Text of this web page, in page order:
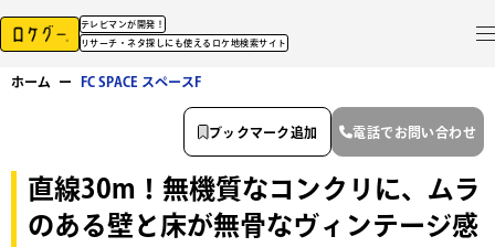
テレビマンが開発！
リサーチ・ネタ探しにも使えるロケ地検索サイト
ホーム ー FC SPACE スペースF
直線30m！無機質なコンクリに、ムラ
のある壁と床が無骨なヴィンテージ感
ブックマーク追加 電話でお問い合わせ